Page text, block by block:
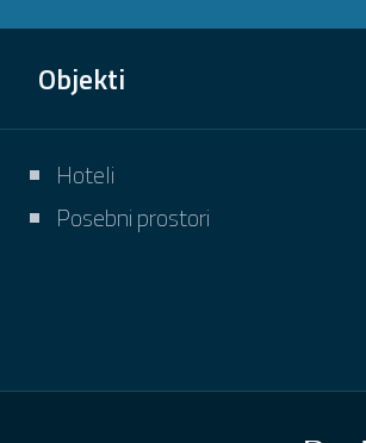
Objekti
Hoteli
Posebni prostori